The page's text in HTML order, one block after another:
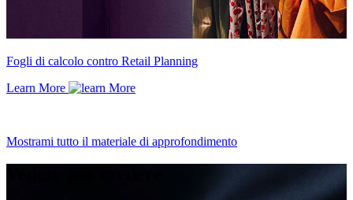
Fogli di calcolo contro Retail Planning
Learn More
Mostrami tutto il materiale di approfondimento